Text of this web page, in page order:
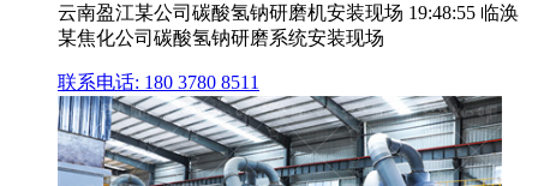
云南盈江某公司碳酸氢钠研磨机安装现场 19:48:55 临涣
某焦化公司碳酸氢钠研磨系统安装现场
联系电话: 180 3780 8511